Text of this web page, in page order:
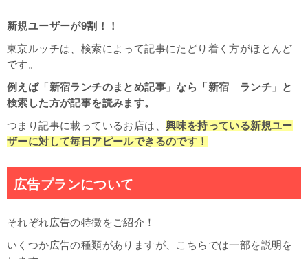
新規ユーザーが9割！！
東京ルッチは、検索によって記事にたどり着く方がほとんど
です。
例えば「新宿ランチのまとめ記事」なら「新宿 ランチ」と
検索した方が記事を読みます。
つまり記事に載っているお店は、 興味を持っている新規ユー
ザーに対して毎日アピールできるのです！
広告プランについて
それぞれ広告の特徴をご紹介！
いくつか広告の種類がありますが、こちらでは一部を説明を